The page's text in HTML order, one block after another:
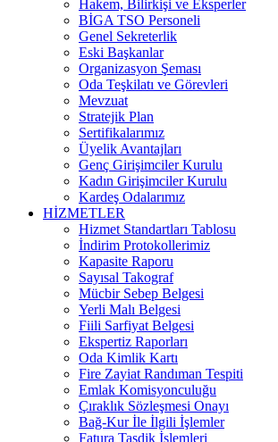
Hakem, Bilirkişi ve Eksperler
BİGA TSO Personeli
Genel Sekreterlik
Eski Başkanlar
Organizasyon Şeması
Oda Teşkilatı ve Görevleri
Mevzuat
Stratejik Plan
Sertifikalarımız
Üyelik Avantajları
Genç Girişimciler Kurulu
Kadın Girişimciler Kurulu
Kardeş Odalarımız
HİZMETLER
Hizmet Standartları Tablosu
İndirim Protokollerimiz
Kapasite Raporu
Sayısal Takograf
Mücbir Sebep Belgesi
Yerli Malı Belgesi
Fiili Sarfiyat Belgesi
Ekspertiz Raporları
Oda Kimlik Kartı
Fire Zayiat Randıman Tespiti
Emlak Komisyonculuğu
Çıraklık Sözleşmesi Onayı
Bağ-Kur İle İlgili İşlemler
Fatura Tasdik İşlemleri